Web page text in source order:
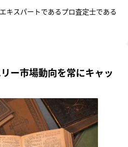
キスパートであるプロ査定士である
ー市場動向を常にキャッ